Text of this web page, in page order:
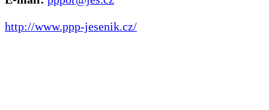
http://www.ppp-jesenik.cz/